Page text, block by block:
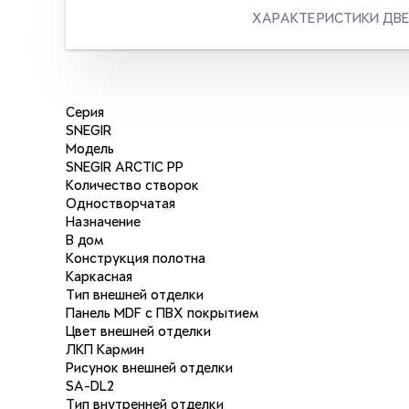
ХАРАКТЕРИСТИКИ
Серия
SNEGIR
Модель
SNEGIR ARCTIC PP
Количество створок
Одностворчатая
Назначение
В дом
Конструкция полотна
Каркасная
Тип внешней отделки
Панель MDF с ПВХ покрытием
Цвет внешней отделки
ЛКП Кармин
Рисунок внешней отделки
SA-DL2
Тип внутренней отделки